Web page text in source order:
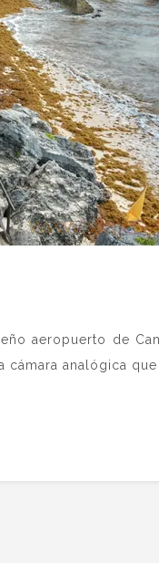
aeropuerto de
analógica